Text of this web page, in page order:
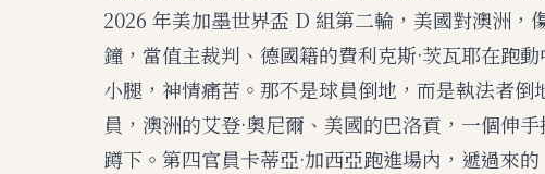
2026 年美加墨世界盃 D 組第二輪，美國對澳洲，
鐘，當值主裁判、德國籍的費利克斯·茨瓦耶在跑
小腿，神情痛苦。那不是球員倒地，而是執法者倒
員，澳洲的艾登·奧尼爾、美國的巴洛貢，一個伸
蹲下。第四官員卡蒂亞·加西亞跑進場內，遞過來